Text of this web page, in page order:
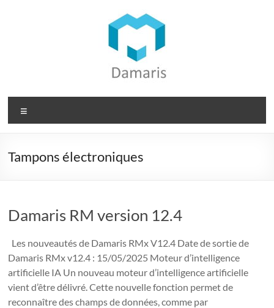
Damaris
Groupe
des
Tampons électroniques
Damaris RM version 12.4
Les nouveautés de Damaris RMx V12.4 Date de sortie de
Damaris RMx v12.4 : 15/05/2025 Moteur d’intelligence
artificielle IA Un nouveau moteur d’intelligence artificielle
vient d’être délivré. Cette nouvelle fonction permet de
reconnaître des champs de données, comme par